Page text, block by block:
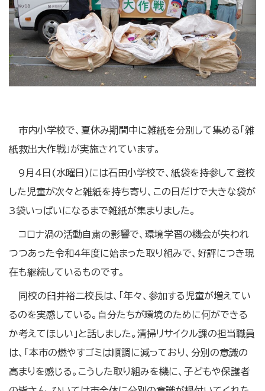
市内小学校で、夏休み期間中に雑紙を分別して集める「雑
紙救出大作戦」が実施されています。
9月4日(水曜日)には石田小学校で、紙袋を持参して登校
した児童が次々と雑紙を持ち寄り、この日だけで大きな袋が
3袋いっぱいになるまで雑紙が集まりました。
コロナ渦の活動自粛の影響で、環境学習の機会が失われ
つつあった令和4年度に始まった取り組みで、好評につき現
在も継続しているものです。
同校の臼井裕二校長は、「年々、参加する児童が増えてい
るのを実感している。自分たちが環境のために何ができる
か考えてほしい」と話しました。清掃リサイクル課の担当職員
は、「本市の燃やすゴミは順調に減っており、分別の意識の
高まりを感じる。こうした取り組みを機に、子どもや保護者